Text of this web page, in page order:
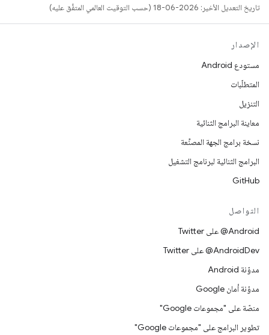
تاريخ التعديل الأخير: 2026-06-18 (حسب التوقيت العالمي المتفَّق عليه)
الإصدار
مستودع Android
المتطلّبات
التنزيل
معاينة البرامج الثنائية
نسخة برامج الجهة المصنِّعة
البرامج الثنائية لبرنامج التشغيل
GitHub
التواصل
‎@Android على Twitter
‎@AndroidDev على Twitter
مدوّنة Android
مدوّنة أمان Google
منصّة على "مجموعات Google"
تطوير البرامج على "مجموعات Google"